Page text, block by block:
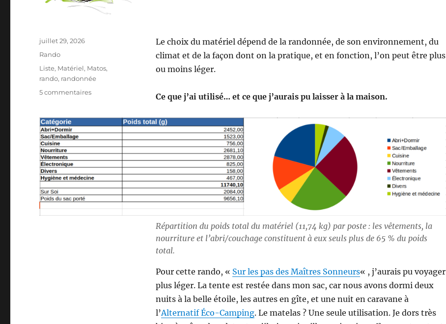
Le choix du matériel dépend de la randonnée, de son environnement, du
climat et de la façon dont on la pratique, et en fonction, l’on peut être plus
ou moins léger.
Ce que j’ai utilisé… et ce que j’aurais pu laisser à la maison.
Répartition du poids total du matériel (11,74 kg) par poste : les vêtements, la
nourriture et l’abri/couchage constituent à eux seuls plus de 65 % du poids
total.
Pour cette rando, « Sur les pas des Maîtres Sonneurs« , j’aurais pu voyager
plus léger. La tente est restée dans mon sac, car nous avons dormi deux
nuits à la belle étoile, les autres en gîte, et une nuit en caravane à
l’Alternatif Éco-Camping. Le matelas ? Une seule utilisation. Je dors très
Publié
juillet 29, 2026
Catégories
Rando
Étiquettes
Liste, Matériel, Matos,
rando, randonnée
5 commentairessur
la
:
les
Pas
des
Maîtres
Sonneurs